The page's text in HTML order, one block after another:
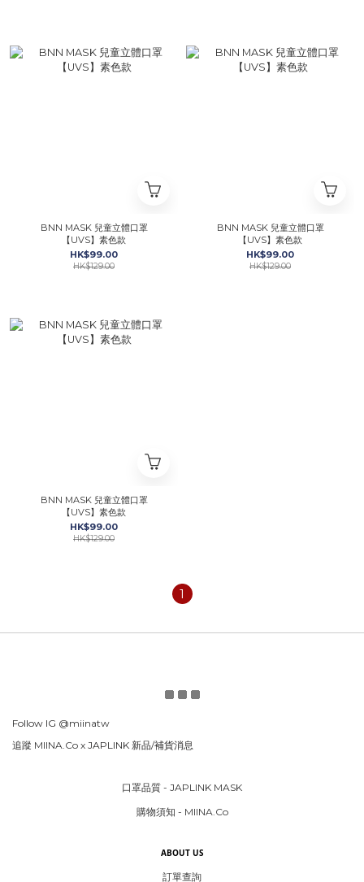
BNN MASK 兒童立體口罩
【UVS】素色款
HK$99.00
HK$129.00
BNN MASK 兒童立體口罩
【UVS】素色款
HK$99.00
HK$129.00
BNN MASK 兒童立體口罩
【UVS】素色款
HK$99.00
HK$129.00
1
Follow IG @miinatw
追蹤 MIINA.Co x JAPLINK 新品/補貨消息
口罩品質 - JAPLINK MASK
購物須知 - MIINA.Co
ABOUT US
訂單查詢